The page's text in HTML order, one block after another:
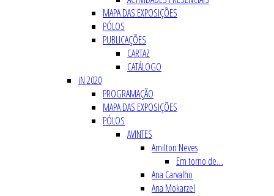
MAPA DAS EXPOSIÇÕES
PÓLOS
PUBLICAÇÕES
CARTAZ
CATÁLOGO
iN 2020
PROGRAMAÇÃO
MAPA DAS EXPOSIÇÕES
PÓLOS
AVINTES
Amilton Neves
Em torno de…
Ana Carvalho
Ana Mokarzel